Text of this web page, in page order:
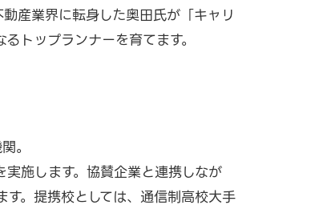
産業界に転身した奥田氏が「キャリ
トップランナーを育てます。
。
施します。協賛企業と連携しなが
。提携校としては、通信制高校大手